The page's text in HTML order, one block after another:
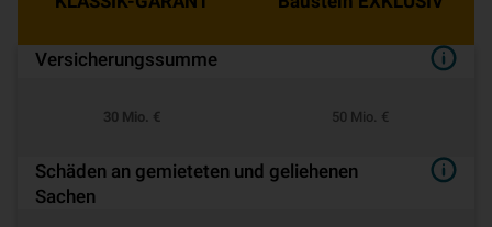
Ver­si­che­rungs­sum­me
30 Mio. € 50 Mio. €
Schäden an gemieteten und geliehenen
Sachen